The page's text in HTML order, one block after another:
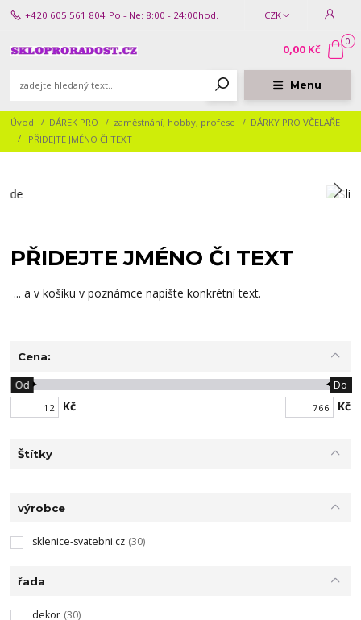
Menu
CZK
+420 605 561 804 Po - Ne: 8:00 - 24:00hod.
0
0,00 Kč
Úvod DÁREK PRO zaměstnání, hobby, profese
DÁRKY PRO VČELAŘE
PŘIDEJTE JMÉNO ČI TEXT
PŘIDEJTE JMÉNO ČI TEXT
... a v košíku v poznámce napište konkrétní text.
Cena:
Kč
Od Do
Kč
Štítky
výrobce
sklenice-svatebni.cz (30)
řada
dekor (30)